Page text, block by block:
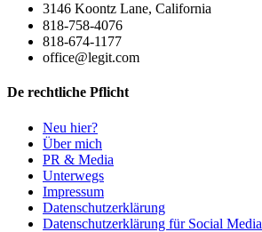
3146 Koontz Lane, California
818-758-4076
818-674-1177
office@legit.com
De rechtliche Pflicht
Neu hier?
Über mich
PR & Media
Unterwegs
Impressum
Datenschutzerklärung
Datenschutzerklärung für Social Media